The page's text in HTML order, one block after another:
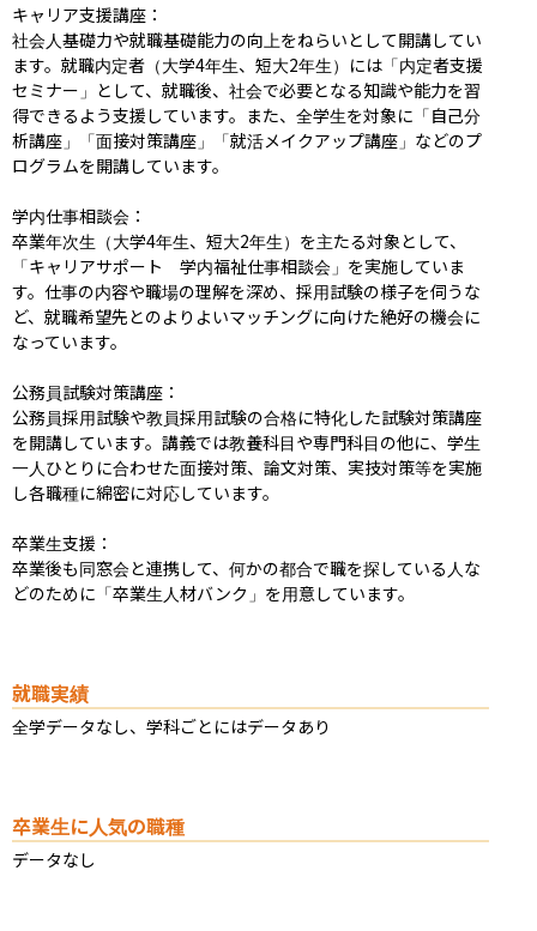
キャリア支援講座：
社会人基礎力や就職基礎能力の向上をねらいとして開講してい
ます。就職内定者（大学4年生、短大2年生）には「内定者支援
セミナー」として、就職後、社会で必要となる知識や能力を習
得できるよう支援しています。また、全学生を対象に「自己分
析講座」「面接対策講座」「就活メイクアップ講座」などのプ
ログラムを開講しています。
学内仕事相談会：
卒業年次生（大学4年生、短大2年生）を主たる対象として、
「キャリアサポート　学内福祉仕事相談会」を実施していま
す。仕事の内容や職場の理解を深め、採用試験の様子を伺うな
ど、就職希望先とのよりよいマッチングに向けた絶好の機会に
なっています。
公務員試験対策講座：
公務員採用試験や教員採用試験の合格に特化した試験対策講座
を開講しています。講義では教養科目や専門科目の他に、学生
一人ひとりに合わせた面接対策、論文対策、実技対策等を実施
し各職種に綿密に対応しています。
卒業生支援：
卒業後も同窓会と連携して、何かの都合で職を探している人な
どのために「卒業生人材バンク」を用意しています。
就職実績
全学データなし、学科ごとにはデータあり
卒業生に人気の職種
データなし